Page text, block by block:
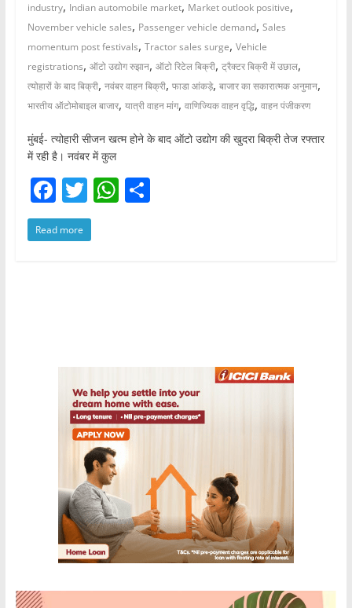
industry, Indian automobile market, Market outlook positive,
November vehicle sales, Passenger vehicle demand, Sales
momentum post festivals, Tractor sales surge, Vehicle
registrations, ऑटो उद्योग रुझान, ऑटो रिटेल बिक्री, ट्रैक्टर बिक्री में उछाल,
त्योहारों के बाद बिक्री, नवंबर वाहन बिक्री, फाडा आंकड़े, बाजार का सकारात्मक अनुमान,
भारतीय ऑटोमोबाइल बाजार, यात्री वाहन मांग, वाणिज्यिक वाहन वृद्धि, वाहन पंजीकरण
मुंबई- त्योहारी सीजन खत्म होने के बाद ऑटो उद्योग की खुदरा बिक्री तेज रफ्तार
में रही है। नवंबर में कुल
F
a
c
k
T
w
itt
W S
Read more